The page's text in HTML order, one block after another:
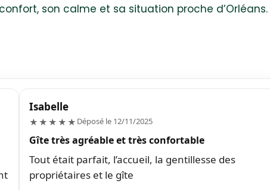
son calme et sa situation proche d’Orléans.
Isabelle
★★★★★ 5/5
Déposé le 12/11/2025
Gîte très agréable et très confortable
Tout était parfait, l’accueil, la gentillesse des
propriétaires et le gîte